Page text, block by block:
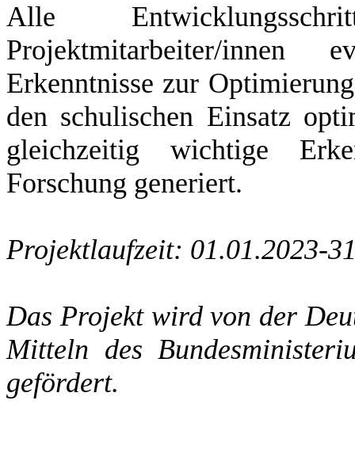
Alle
Projektmitarbeiter/
Erkenntnisse zur
den schulischen Einsatz
gleichzeitig wichtige
Forschung generiert.
Projektlaufzeit: 01.01.2023-
Das Projekt wird von der
Mitteln des
gefördert.